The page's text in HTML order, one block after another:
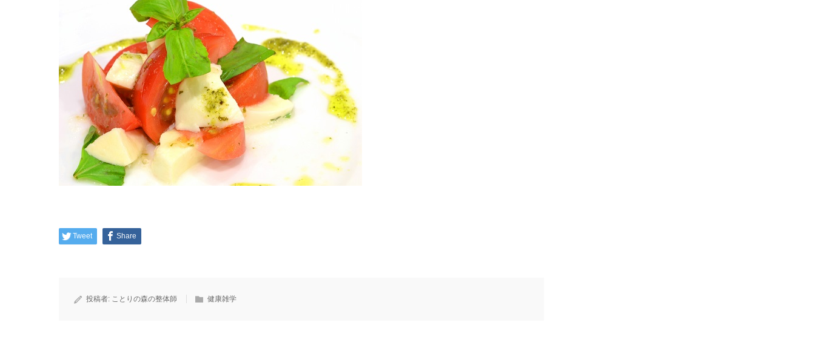
Tweet Share
投稿者: ことりの森の整体師 健康雑学